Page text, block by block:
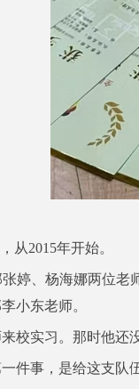
从2015年开始。
婷、杨海娜两位
小东老师。
校实习。那时他还
件事，是给这支